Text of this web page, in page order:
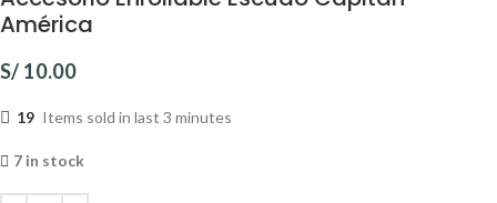
América
S/ 10.00
19 Items sold in last 3 minutes
7 in stock